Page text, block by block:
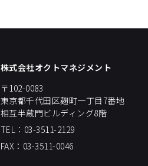
株式会社オクトマネジメント
〒102-0083
東京都千代田区麹町一丁目7番地
相互半蔵門ビルディング8階
TEL：03-3511-2129
FAX：03-3511-0046